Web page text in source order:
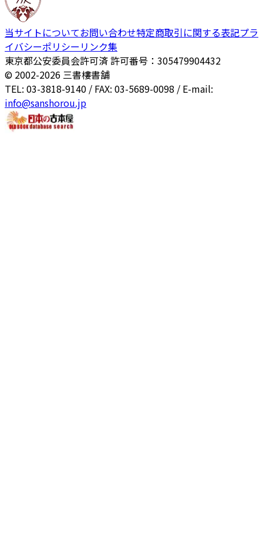
当サイトについてお問い合わせ特定商取引に関する表記プラ
イバシーポリシー リンク集
東京都公安委員会許可済 許可番号：305479904432
© 2002-2026 三書樓書舗
TEL: 03-3818-9140 / FAX: 03-5689-0098 / E-mail:
info@sanshorou.jp